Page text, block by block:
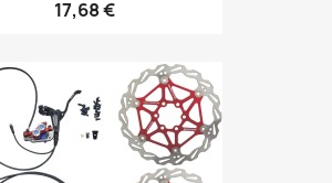
17,68 €